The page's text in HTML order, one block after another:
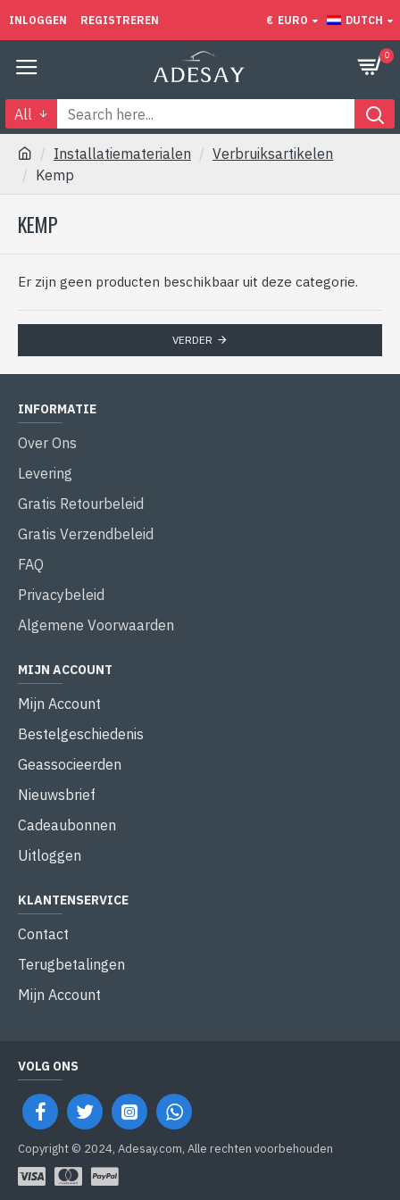
INLOGGEN REGISTREREN € EURO DUTCH
0
All
Installatiematerialen
Verbruiksartikelen
Kemp
KEMP
Er zijn geen producten beschikbaar uit deze categorie.
VERDER
INFORMATIE
Over Ons
Levering
Gratis Retourbeleid
Gratis Verzendbeleid
FAQ
Privacybeleid
Algemene Voorwaarden
MIJN ACCOUNT
Mijn Account
Bestelgeschiedenis
Geassocieerden
Nieuwsbrief
Cadeaubonnen
Uitloggen
KLANTENSERVICE
Contact
Terugbetalingen
Mijn Account
VOLG ONS
Copyright © 2024, Adesay.com, Alle rechten voorbehouden